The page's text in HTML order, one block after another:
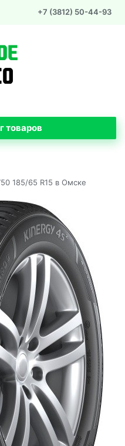
+7 (3812) 50-44-93
товаров
185/65 R15 в Омске